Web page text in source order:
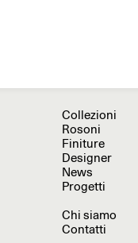
Collezioni
Rosoni
Finiture
Designer
News
Progetti
Chi siamo
Contatti